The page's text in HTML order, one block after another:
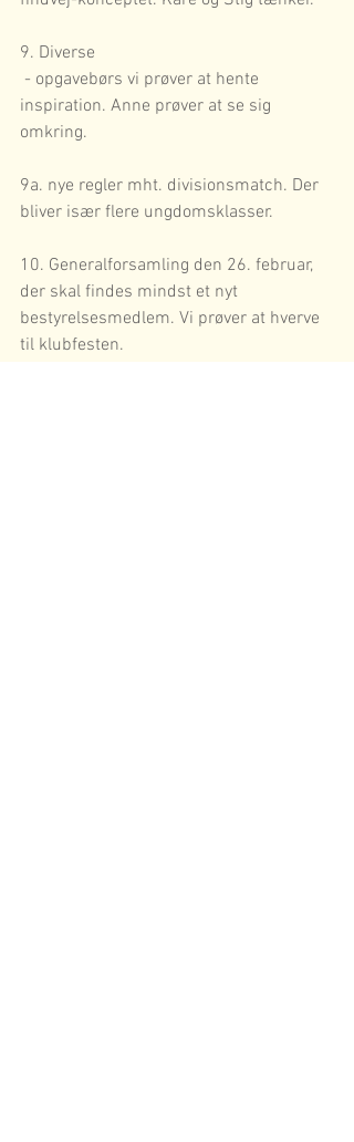
9. Diverse
inspiration. Anne prøver at se sig
omkring.
9a. nye regler mht. divisionsmatch. Der
bliver især flere ungdomsklasser.
10. Generalforsamling den 26. februar,
der skal findes mindst et nyt
bestyrelsesmedlem. Vi prøver at hverve
til klubfesten.